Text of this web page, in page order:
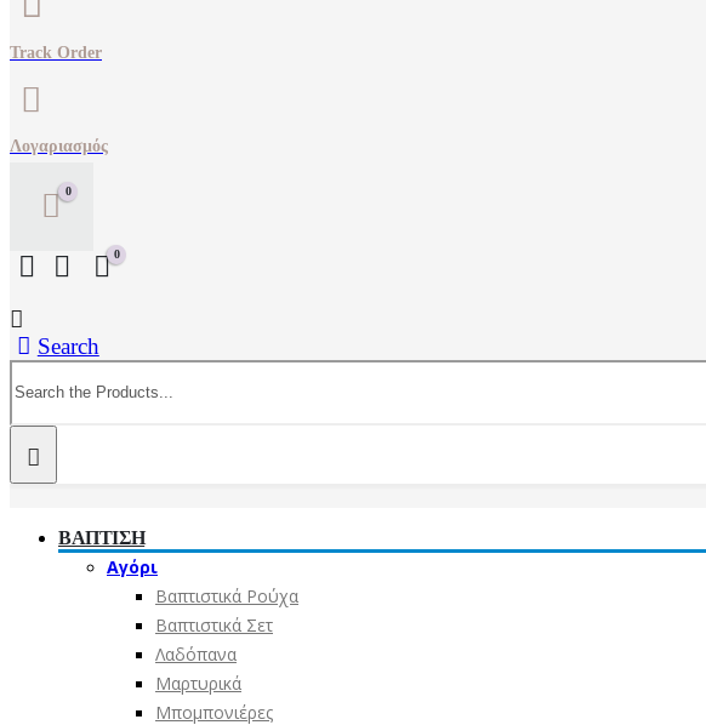
Track Order
Λογαριασμός
0
0
Search
ΒΑΠΤΙΣΗ
Αγόρι
Βαπτιστικά Ρούχα
Βαπτιστικά Σετ
Λαδόπανα
Μαρτυρικά
Μπομπονιέρες